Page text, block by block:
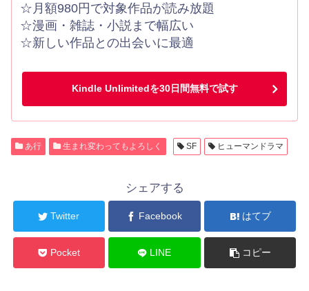
☆月額980円で対象作品が読み放題
☆漫画・雑誌・小説まで幅広い
☆新しい作品との出会いに最適
Kindle Unlimitedを30日間無料で試す
あ行 生まれ変わってもよろしく SF ヒューマンドラマ
シェアする
Twitter Facebook はてブ
Pocket LINE コピー